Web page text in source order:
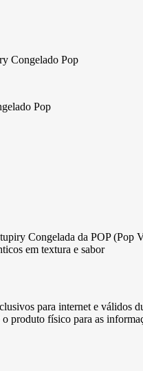
Congelado Pop
Pop
Congelada da POP (Pop
em textura e sabor
para internet e válidos
produto físico para as